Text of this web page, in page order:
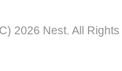
2026 Nest. All